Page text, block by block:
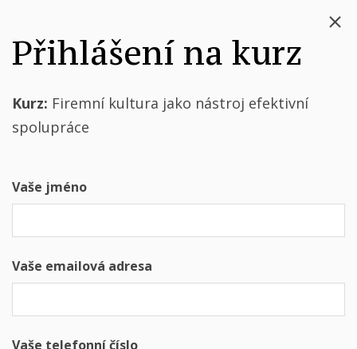
Přihlášení na kurz
Kurz: Firemní kultura jako nástroj efektivní
spolupráce
Vaše jméno
Vaše emailová adresa
Vaše telefonní číslo